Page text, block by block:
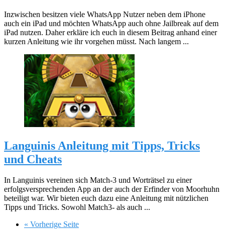
Inzwischen besitzen viele WhatsApp Nutzer neben dem iPhone
auch ein iPad und möchten WhatsApp auch ohne Jailbreak auf dem
iPad nutzen. Daher erkläre ich euch in diesem Beitrag anhand einer
kurzen Anleitung wie ihr vorgehen müsst. Nach langem ...
Languinis Anleitung mit Tipps, Tricks
und Cheats
In Languinis vereinen sich Match-3 und Worträtsel zu einer
erfolgsversprechenden App an der auch der Erfinder von Moorhuhn
beteiligt war. Wir bieten euch dazu eine Anleitung mit nützlichen
Tipps und Tricks. Sowohl Match3- als auch ...
« Vorherige Seite